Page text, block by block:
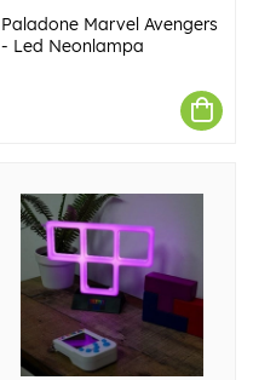
Paladone Marvel Avengers
- Led Neonlampa